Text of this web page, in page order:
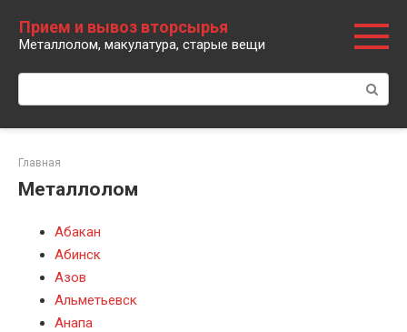
контенту
Прием и вывоз вторсырья
Металлолом, макулатура, старые вещи
Поиск:
Главная
Металлолом
Абакан
Абинск
Азов
Альметьевск
Анапа